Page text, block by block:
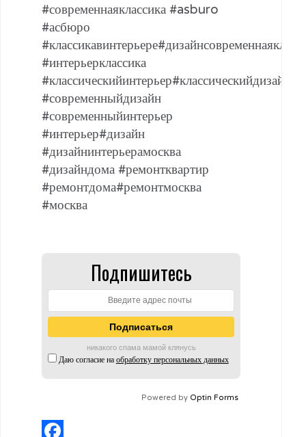
#современнаяклассика #asburo
#асбюро
#интерьерклассика
#классическийинтерьер#классическийдизайн
#современныйдизайн
#современныйинтерьер
#интерьер#дизайн
#дизайнинтерьерамосква
#дизайндома #ремонтквартир
#ремонтдома#ремонтмосква
#москва
Подпишитесь
никакого спама мамой клянусь
Даю согласие на обработку персональных данных
Powered by Optin Forms